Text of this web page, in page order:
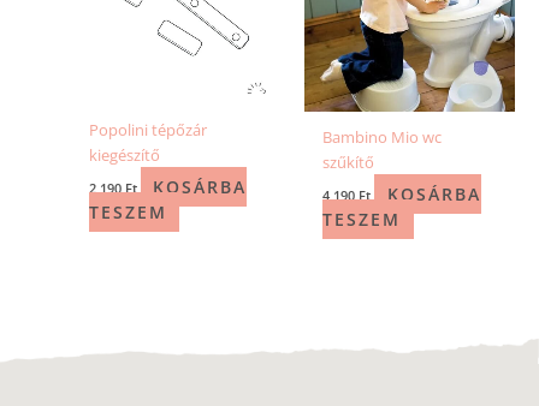
Popolini tépőzár
kiegészítő
2 190Ft
KOSÁRBA
TESZEM
Bambino Mio wc
szűkítő
4 190 Ft
KOSÁRBA
TESZEM